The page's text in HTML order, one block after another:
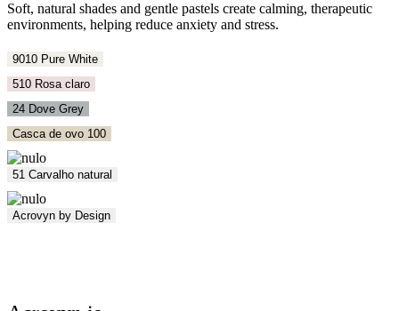
Soft, natural shades and gentle pastels create calming, therapeutic
environments, helping reduce anxiety and stress.
9010 Pure White
510 Rosa claro
24 Dove Grey
Casca de ovo 100
51 Carvalho natural
Acrovyn by Design